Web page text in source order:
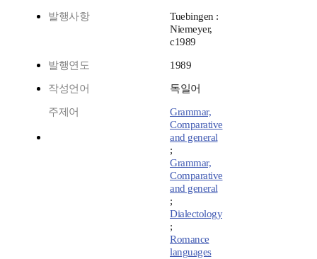
발행사항
Tuebingen :
Niemeyer,
c1989
발행연도 1989
작성언어 독일어
주제어
Grammar,
Comparative
and general
;
Grammar,
Comparative
and general
;
Dialectology
;
Romance
languages